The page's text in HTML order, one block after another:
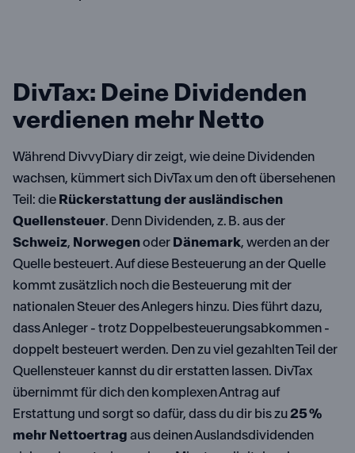
DivTax: Deine Dividenden
verdienen mehr Netto
Während DivvyDiary dir zeigt, wie deine Dividenden
wachsen, kümmert sich DivTax um den oft übersehenen
Teil: die Rückerstattung der ausländischen
Quellensteuer. Denn Dividenden, z. B. aus der
Schweiz, Norwegenoder Dänemark, werden an der
Quelle besteuert. Auf diese Besteuerung an der Quelle
kommt zusätzlich noch die Besteuerung mit der
nationalen Steuer des Anlegers hinzu. Dies führt dazu,
dass Anleger - trotz Doppelbesteuerungsabkommen -
doppelt besteuert werden. Den zu viel gezahlten Teil der
Quellensteuer kannst du dir erstatten lassen. DivTax
übernimmt für dich den komplexen Antrag auf
Erstattung und sorgt so dafür, dass du dir bis zu25 %
mehr Nettoertrag aus deinen Auslandsdividenden